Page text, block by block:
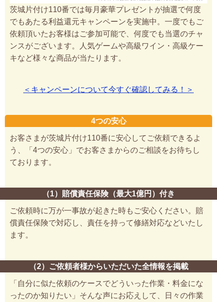
茨城片付け110番では毎月豪華プレゼントが抽選で何度
でもあたる利益還元キャンペーンを実施中。一度でもご
依頼頂いたお客様はご参加可能で、何度でも当選のチャ
ンスがございます。人気ゲームや高級ワイン・高級ケー
キなど様々な商品が当たります。
＜キャンペーンについて今すぐ確認してみる！＞
4つの安心
お客さまが茨城片付け110番に安心してご依頼できるよ
う、「4つの安心」でお客さまからのご相談をお待ちし
ております。
（1）賠償責任保険（最大1億円）付き
ご依頼時に万が一事故が起きた時もご安心ください。賠
償責任保険で対応し、責任を持って修繕対応などいたし
ます。
（2）ご依頼者様からいただいた全情報を掲載
「自分に似た依頼のケースでどういった作業・料金にな
ったのか知りたい」そんな声にお応えして、日々の作業